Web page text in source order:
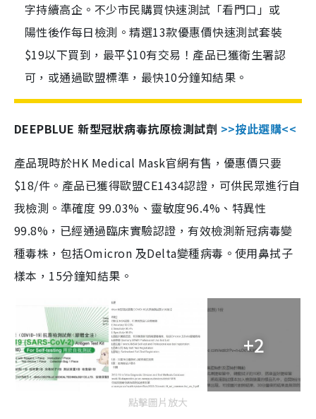
字持續高企。不少市民購買快速測試「看門口」或
陽性後作每日檢測。精選13款優惠價快速測試套裝
$19以下買到，最平$10有交易！產品已獲衛生署認
可，或通過歐盟標準，最快10分鐘知結果。
DEEPBLUE 新型冠狀病毒抗原檢測試劑 >>按此選購<<
產品現時於HK Medical Mask官網有售，優惠價只要
$18/件。產品已獲得歐盟CE1434認證，可供民眾進行自
我檢測。準確度 99.03%、靈敏度96.4%、特異性
99.8%，已經通過臨床實驗認證，有效檢測新冠病毒變
種毒株，包括Omicron 及Delta變種病毒。使用鼻拭子
樣本，15分鐘知結果。
+2
點擊圖片放大